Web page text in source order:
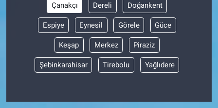
Çanakçı Dereli Doğankent
Espiye Eynesil Görele Güce
Keşap Merkez Piraziz
Şebinkarahisar Tirebolu Yağlıdere